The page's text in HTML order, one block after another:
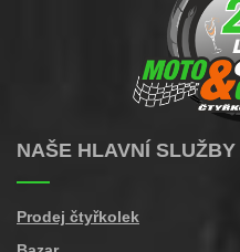
NAŠE HLAVNÍ SLUŽBY
Prodej čtyřkolek